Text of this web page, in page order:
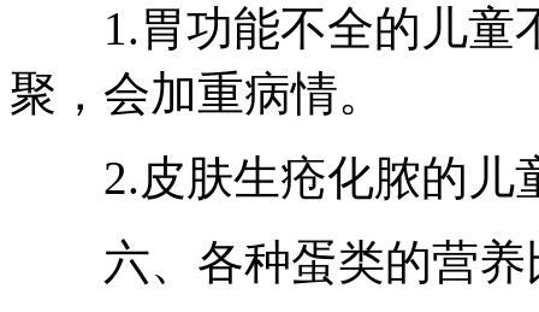
1.胃功能不全的儿童
聚，会加重病情。
2.皮肤生疮化脓的儿
六、各种蛋类的营养